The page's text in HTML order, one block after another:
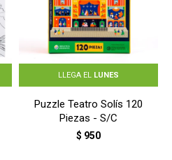
LLEGA EL LUNES
Puzzle Teatro Solís 120
Piezas - S/C
$ 950